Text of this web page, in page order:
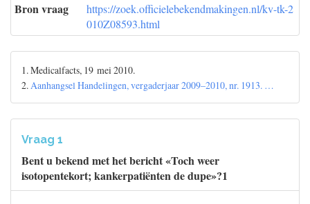
Bron vraag
https://zoek.officielebekendmakingen.nl/kv-tk-2
010Z08593.html
1. Medicalfacts, 19 mei 2010.
2.Aanhangsel Handelingen, vergaderjaar 2009–2010, nr. 1913. …
Vraag 1
Bent u bekend met het bericht «Toch weer
isotopentekort; kankerpatiënten de dupe»?1